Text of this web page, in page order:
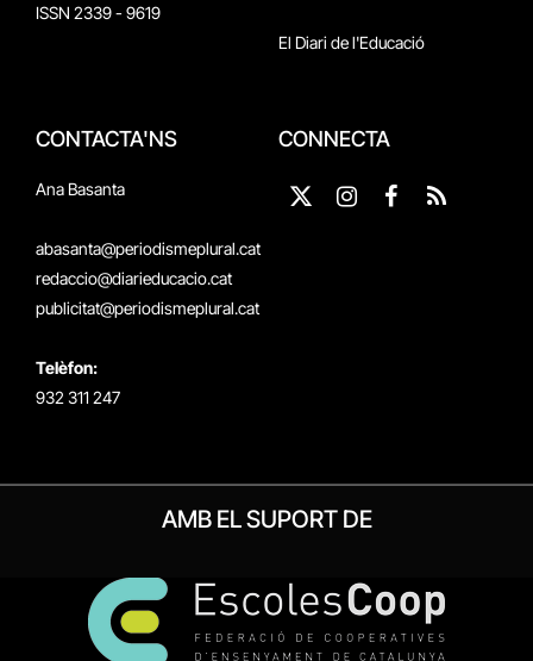
ISSN 2339 - 9619
El Diari de l'Educació
CONTACTA'NS
Ana Basanta
abasanta@periodismeplural.cat
redaccio@diarieducacio.cat
publicitat@periodismeplural.cat
Telèfon:
932 311 247
CONNECTA
X
Instagram
Facebook
RSS
AMB EL SUPORT DE